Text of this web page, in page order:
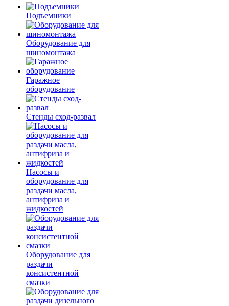
Подъемники
Оборудование для
шиномонтажа
Гаражное
оборудование
Стенды сход-развал
Насосы и
оборудование для
раздачи масла,
антифриза и
жидкостей
Оборудование для
раздачи
консистентной
смазки